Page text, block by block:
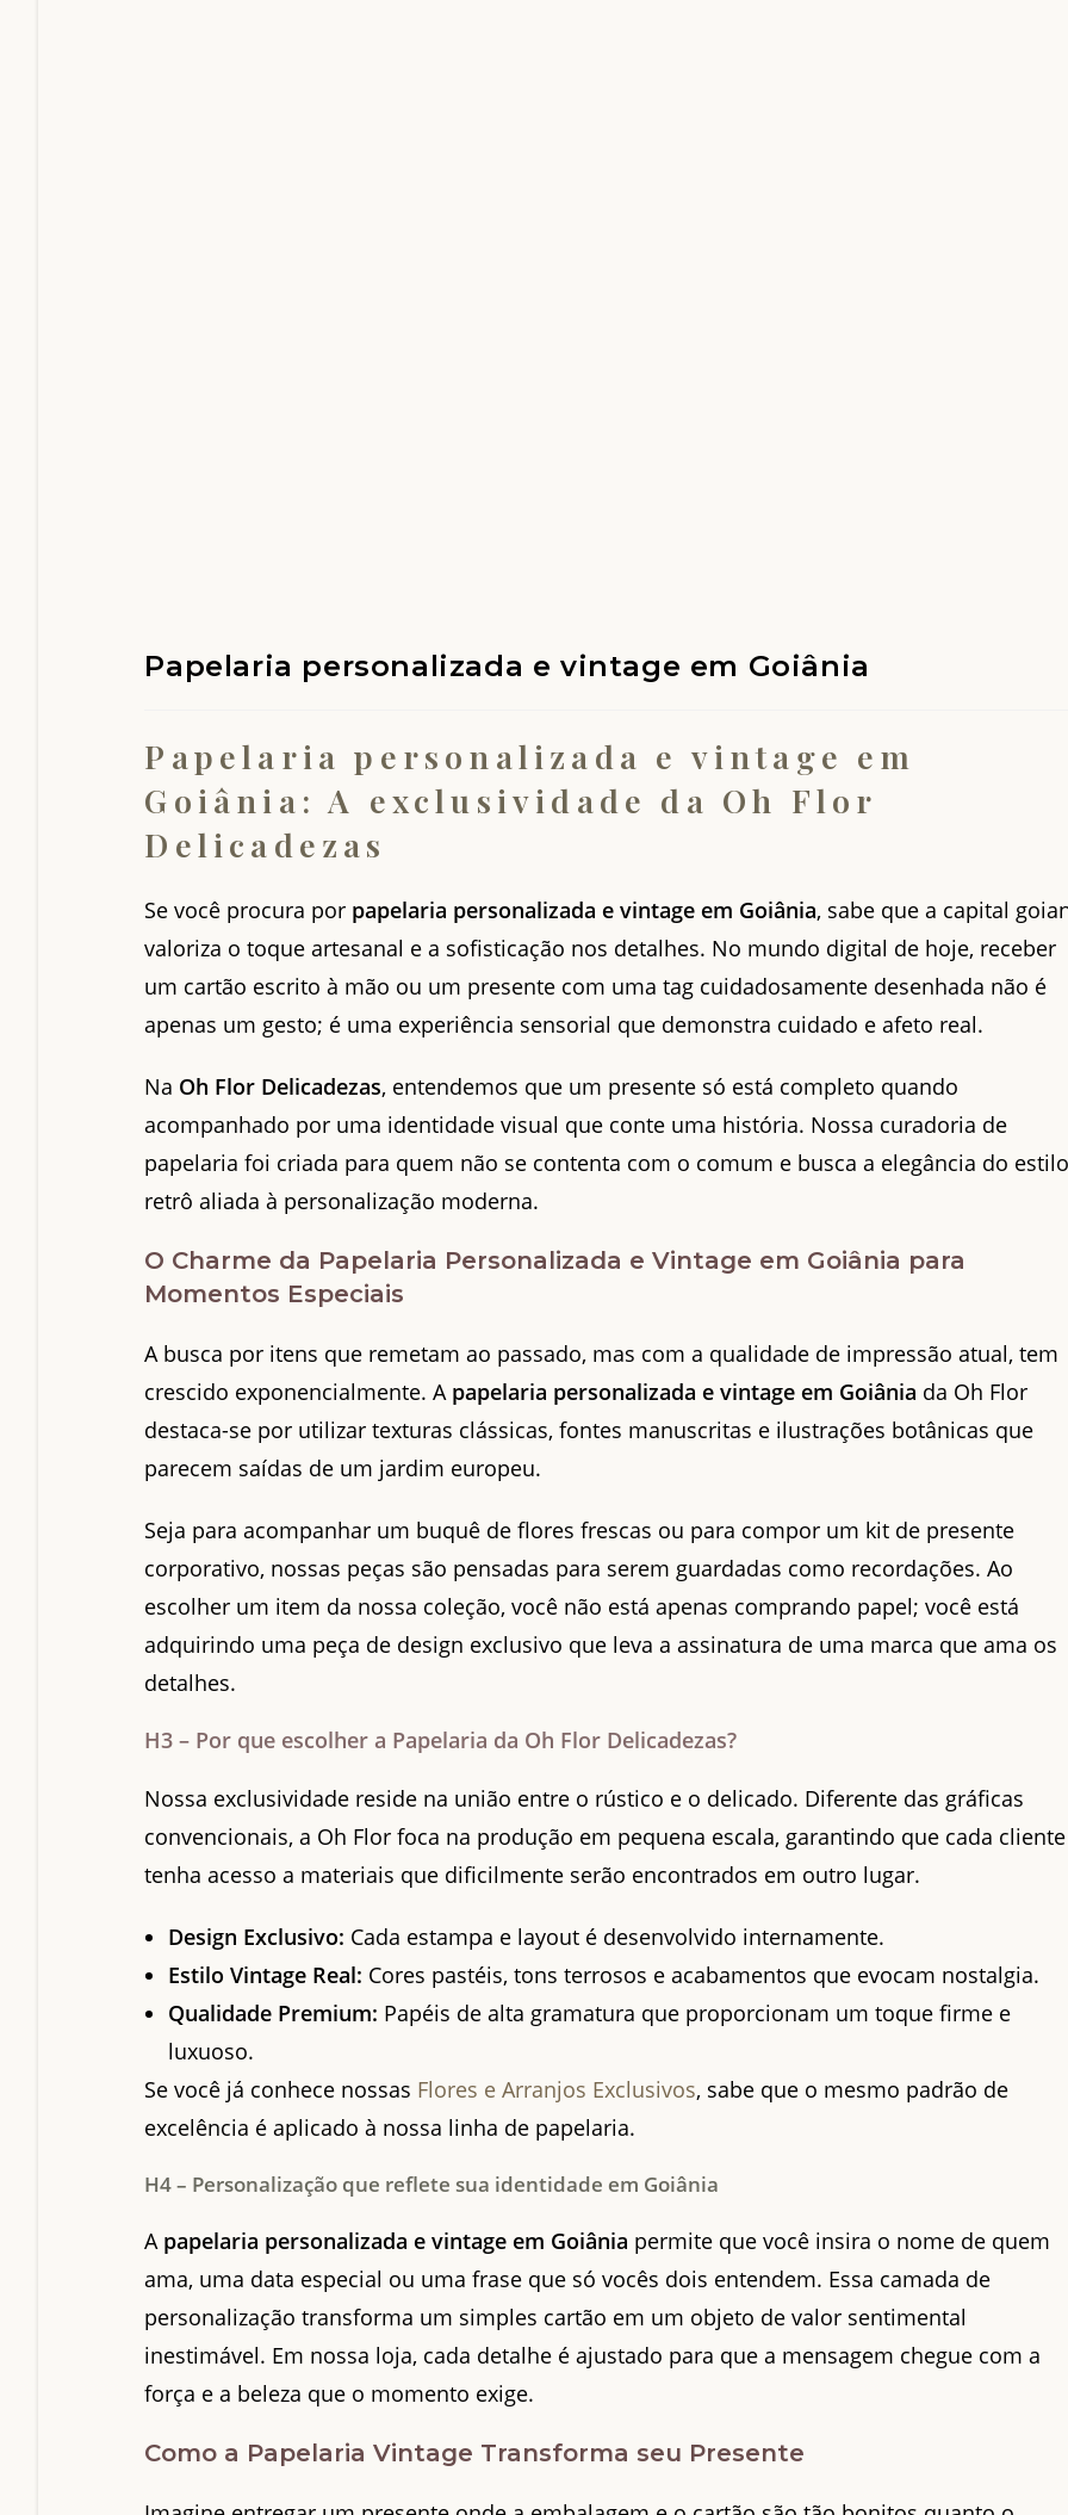
Papelaria personalizada e vintage em Goiânia
Papelaria personalizada e vintage em
Goiânia: A exclusividade da Oh Flor
Delicadezas
Se você procura por papelaria personalizada e vintage em Goiânia, sabe que a capital
valoriza o toque artesanal e a sofisticação nos detalhes. No mundo digital de hoje, receber
um cartão escrito à mão ou um presente com uma tag cuidadosamente desenhada não é
apenas um gesto; é uma experiência sensorial que demonstra cuidado e afeto real.
Na Oh Flor Delicadezas, entendemos que um presente só está completo quando
acompanhado por uma identidade visual que conte uma história. Nossa curadoria de
papelaria foi criada para quem não se contenta com o comum e busca a elegância do
retrô aliada à personalização moderna.
O Charme da Papelaria Personalizada e Vintage em Goiânia para
Momentos Especiais
A busca por itens que remetam ao passado, mas com a qualidade de impressão atual, tem
crescido exponencialmente. A papelaria personalizada e vintage em Goiânia da Oh Flor
destaca-se por utilizar texturas clássicas, fontes manuscritas e ilustrações botânicas que
parecem saídas de um jardim europeu.
Seja para acompanhar um buquê de flores frescas ou para compor um kit de presente
corporativo, nossas peças são pensadas para serem guardadas como recordações. Ao
escolher um item da nossa coleção, você não está apenas comprando papel; você está
adquirindo uma peça de design exclusivo que leva a assinatura de uma marca que ama os
detalhes.
H3 – Por que escolher a Papelaria da Oh Flor Delicadezas?
Nossa exclusividade reside na união entre o rústico e o delicado. Diferente das gráficas
convencionais, a Oh Flor foca na produção em pequena escala, garantindo que cada cliente
tenha acesso a materiais que dificilmente serão encontrados em outro lugar.
Design Exclusivo: Cada estampa e layout é desenvolvido internamente.
Estilo Vintage Real: Cores pastéis, tons terrosos e acabamentos que evocam nostalgia.
Qualidade Premium: Papéis de alta gramatura que proporcionam um toque firme e
luxuoso.
Se você já conhece nossas Flores e Arranjos Exclusivos, sabe que o mesmo padrão de
excelência é aplicado à nossa linha de papelaria.
H4 – Personalização que reflete sua identidade em Goiânia
A papelaria personalizada e vintage em Goiânia permite que você insira o nome de quem
ama, uma data especial ou uma frase que só vocês dois entendem. Essa camada de
personalização transforma um simples cartão em um objeto de valor sentimental
inestimável. Em nossa loja, cada detalhe é ajustado para que a mensagem chegue com a
força e a beleza que o momento exige.
Como a Papelaria Vintage Transforma seu Presente